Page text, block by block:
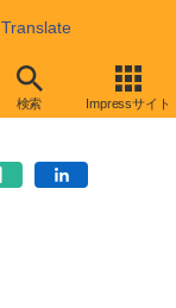
Translate
検索 Impressサイト